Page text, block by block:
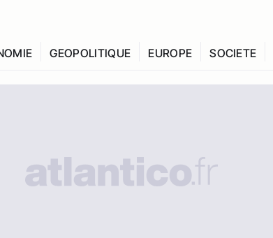
GEOPOLITIQUE EUROPE SOCIETE